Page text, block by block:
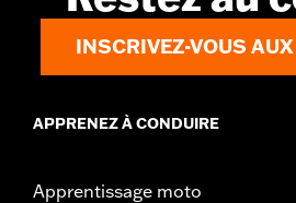
d.com/warrantypour obtenir tous les
INSCRIVEZ-VOUS
APPRENEZ À CONDUIRE
Apprentissage moto